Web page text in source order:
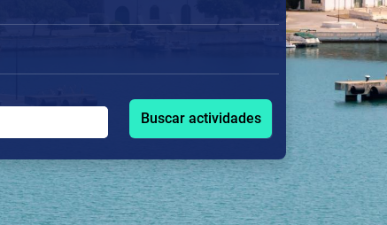
Buscar actividades